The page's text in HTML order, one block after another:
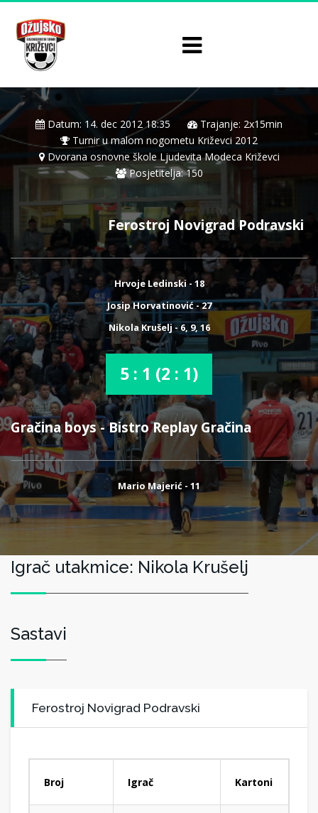
Datum: 14. dec 2012 18:35
Trajanje: 2x15min
Turnir u malom nogometu Križevci 2012
Dvorana osnovne škole Ljudevita Modeca Križevci
Posjetitelja: 150
Ferostroj Novigrad Podravski
Hrvoje Ledinski - 18
Josip Horvatinović - 27
Nikola Krušelj - 6, 9, 16
5 : 1 (2 : 1)
Gračina boys - Bistro Replay Gračina
Mario Majerić - 11
Igrač utakmice: Nikola Krušelj
Sastavi
Ferostroj Novigrad Podravski
Broj Igrač Kartoni